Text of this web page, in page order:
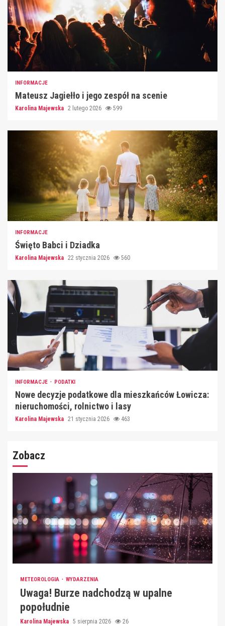
INFORMACJE
Mateusz Jagiełło i jego zespół na scenie
Karolina Majewska 2 lutego 2026 599
INFORMACJE
Święto Babci i Dziadka
Karolina Majewska 22 stycznia 2026 560
INFORMACJE PODATKI
Nowe decyzje podatkowe dla mieszkańców Łowicza:
nieruchomości, rolnictwo i lasy
Karolina Majewska 21 stycznia 2026 463
Zobacz
METEOROLOGIA WYDARZENIA
Uwaga! Burze nadchodzą w upalne
popołudnie
Karolina Majewska 5 sierpnia 2026 26